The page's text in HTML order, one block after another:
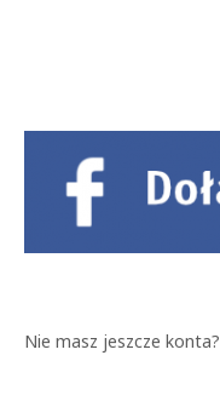
Nie masz jeszcze konta?